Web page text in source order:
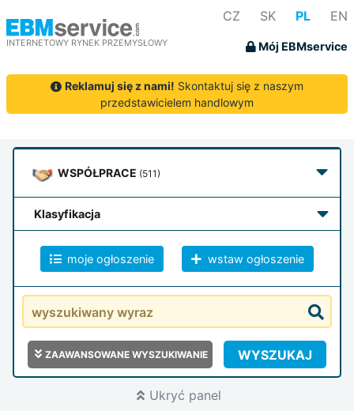
INTERNETOWY RYNEK PRZEMYSŁOWY
CZ SK PL EN
Mój EBMservice
Reklamuj się z nami! Skontaktuj się z naszym
przedstawicielem handlowym
WSPÓŁPRACE (511)
klasyfikacja
moje ogłoszenie wstaw ogłoszenie
ZAAWANSOWANE WYSZUKIWANIE WYSZUKAJ
Ukryć panel